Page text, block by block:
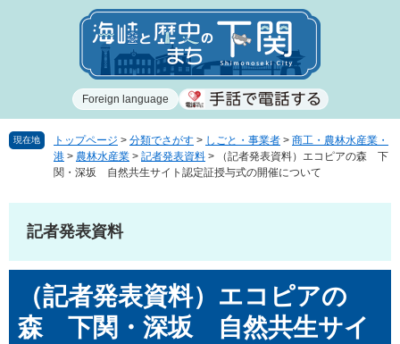
で
ば
Foreign language
現在地 トップページ > 分類でさがす > しごと・事業者 > 商工・農林水産業・
港 > 農林水産業 > 記者発表資料 >
（記者発表資料）エコピアの森 下
関・深坂 自然共生サイト認定証授与式の開催について
記者発表資料
（記者発表資料）エコピアの
森 下関・深坂 自然共生サイ